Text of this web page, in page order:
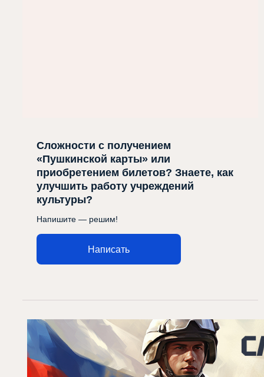
Сложности с получением
«Пушкинской карты» или
приобретением билетов? Знаете, как
улучшить работу учреждений
культуры?
Напишите — решим!
Написать